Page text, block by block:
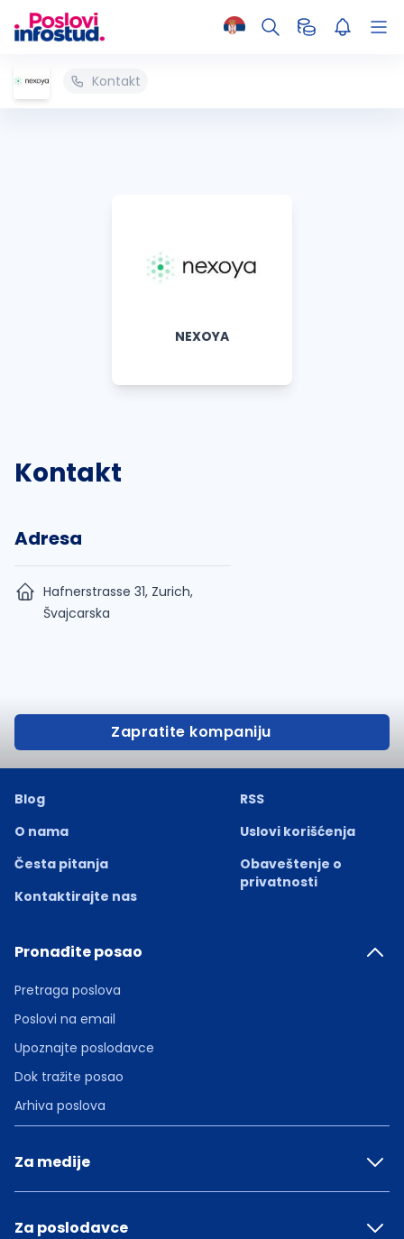
Kontakt
NEXOYA
Kontakt
Adresa
Hafnerstrasse 31, Zurich,
Švajcarska
Zapratite kompaniju
Blog
O nama
Česta pitanja
Kontaktirajte nas
RSS
Uslovi korišćenja
Obaveštenje o
privatnosti
Pronađite posao
Pretraga poslova
Poslovi na email
Upoznajte poslodavce
Dok tražite posao
Arhiva poslova
Za medije
Za poslodavce